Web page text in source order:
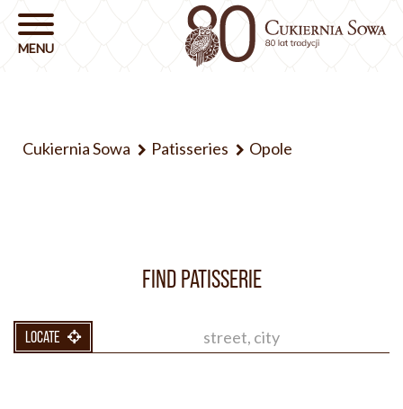
Cukiernia Sowa Patisseries Opole
FIND PATISSERIE
LOCATE